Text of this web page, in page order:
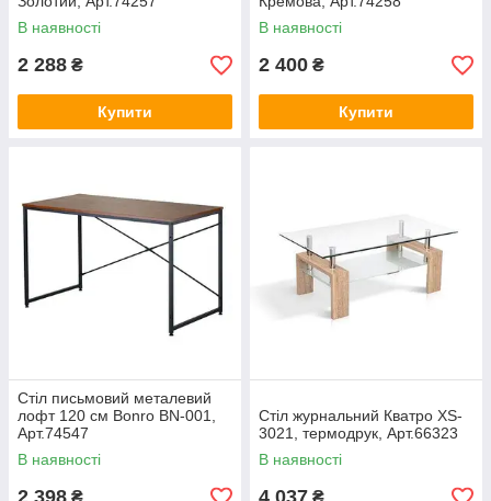
В наявності
2 288 ₴
Купити
В наявності
2 400 ₴
Купити
Стіл письмовий металевий
лофт 120 см Bonro BN-001,
Арт.74547
В наявності
₴
Стіл журнальний Кватро XS-
3021, термодрук, Арт.66323
В наявності
₴